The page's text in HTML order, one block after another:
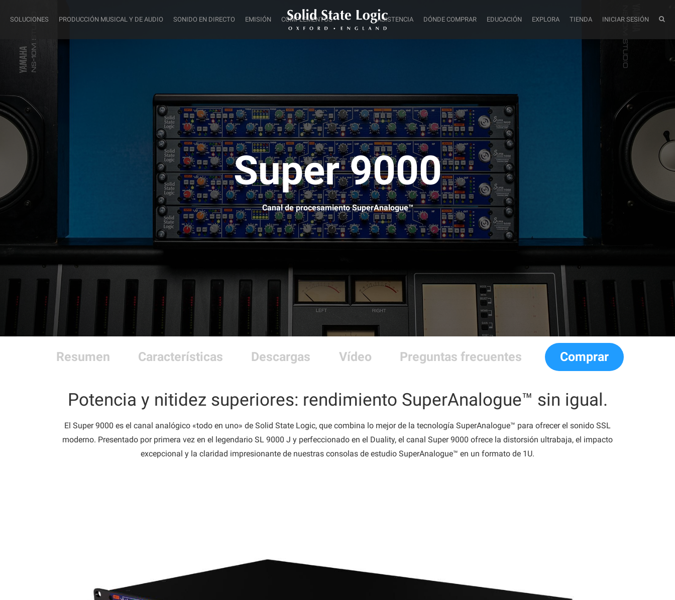
SOLUCIONES PRODUCCIÓN MUSICAL Y DE AUDIO SONIDO EN DIRECTO EMISIÓN COMPLEMENTOS ASISTENCIA DÓNDE COMPRAR EDUCACIÓN EXPLORA TIENDA INICIAR SESIÓN
Super 9000
Canal de procesamiento SuperAnalogue™
Resumen Características Descargas Vídeo Preguntas frecuentes Comprar
Potencia y nitidez superiores: rendimiento SuperAnalogue™ sin igual.
El Super 9000 es el canal analógico «todo en uno» de Solid State Logic, que combina lo mejor de la tecnología SuperAnalogue™ para ofrecer el sonido SSL
moderno. Presentado por primera vez en el legendario SL 9000 J y perfeccionado en el Duality, el canal Super 9000 ofrece la distorsión ultrabaja, el impacto
excepcional y la claridad impresionante de nuestras consolas de estudio SuperAnalogue™ en un formato de 1U.